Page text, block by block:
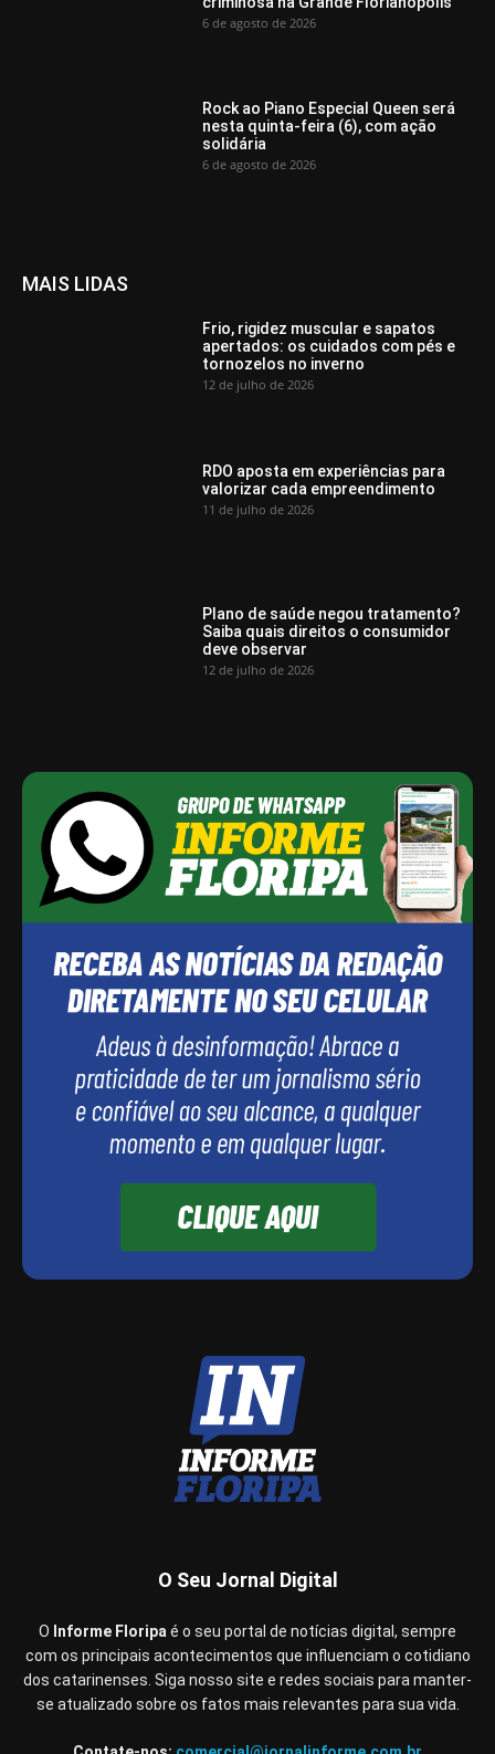
6 de agosto de 2026
Rock ao Piano Especial Queen será
nesta quinta-feira (6), com ação
solidária
6 de agosto de 2026
MAIS LIDAS
Frio, rigidez muscular e sapatos
apertados: os cuidados com pés e
tornozelos no inverno
12 de julho de 2026
RDO aposta em experiências para
valorizar cada empreendimento
11 de julho de 2026
Plano de saúde negou tratamento?
Saiba quais direitos o consumidor
deve observar
12 de julho de 2026
O Seu Jornal Digital
O Informe Floripa é o seu portal de notícias digital, sempre
com os principais acontecimentos que influenciam o cotidiano
dos catarinenses. Siga nosso site e redes sociais para manter-
se atualizado sobre os fatos mais relevantes para sua vida.